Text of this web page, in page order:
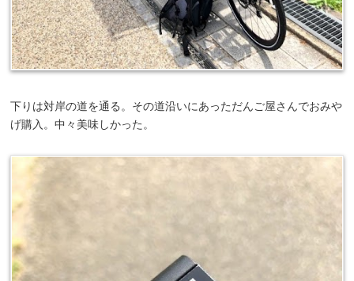
下りは対岸の道を通る。その道沿いにあっただんご屋さんでおみや
げ購入。中々美味しかった。